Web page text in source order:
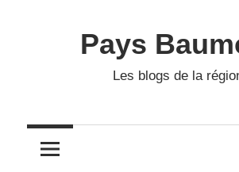
Pays
Les blogs de la